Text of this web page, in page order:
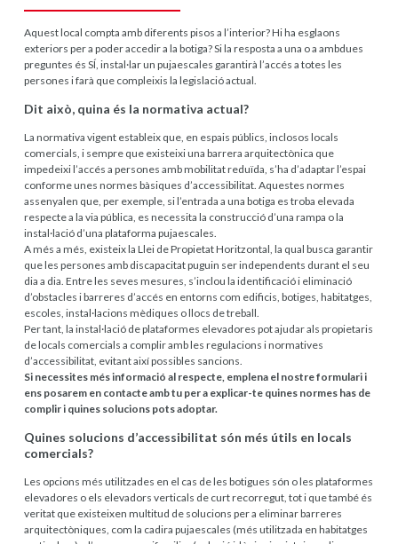
Aquest local compta amb diferents pisos a l’interior? Hi ha esglaons
exteriors per a poder accedir a la botiga? Si la resposta a una o a ambdues
preguntes és SÍ, instal·lar un pujaescales garantirà l’accés a totes les
persones i farà que compleixis la legislació actual.
Dit això, quina és la normativa actual?
La normativa vigent estableix que, en espais públics, inclosos locals
comercials, i sempre que existeixi una barrera arquitectònica que
impedeixi l’accés a persones amb mobilitat reduïda, s’ha d’adaptar l’espai
conforme unes normes bàsiques d’accessibilitat. Aquestes normes
assenyalen que, per exemple, si l’entrada a una botiga es troba elevada
respecte a la via pública, es necessita la construcció d’una rampa o la
instal·lació d’una plataforma pujaescales.
A més a més, existeix la Llei de Propietat Horitzontal, la qual busca garantir
que les persones amb discapacitat puguin ser independents durant el seu
dia a dia. Entre les seves mesures, s’inclou la identificació i eliminació
d’obstacles i barreres d’accés en entorns com edificis, botiges, habitatges,
escoles, instal·lacions mèdiques o llocs de treball.
Per tant, la instal·lació de plataformes elevadores pot ajudar als propietaris
de locals comercials a complir amb les regulacions i normatives
d’accessibilitat, evitant així possibles sancions.
Si necessites més informació al respecte, emplena el nostre formulari i
ens posarem en contacte amb tu per a explicar-te quines normes has de
complir i quines solucions pots adoptar.
Quines solucions d’accessibilitat són més útils en locals
comercials?
Les opcions més utilitzades en el cas de les botigues són o les plataformes
elevadores o els elevadors verticals de curt recorregut, tot i que també és
veritat que existeixen multitud de solucions per a eliminar barreres
arquitectòniques, com la cadira pujaescales (més utilitzada en habitatges